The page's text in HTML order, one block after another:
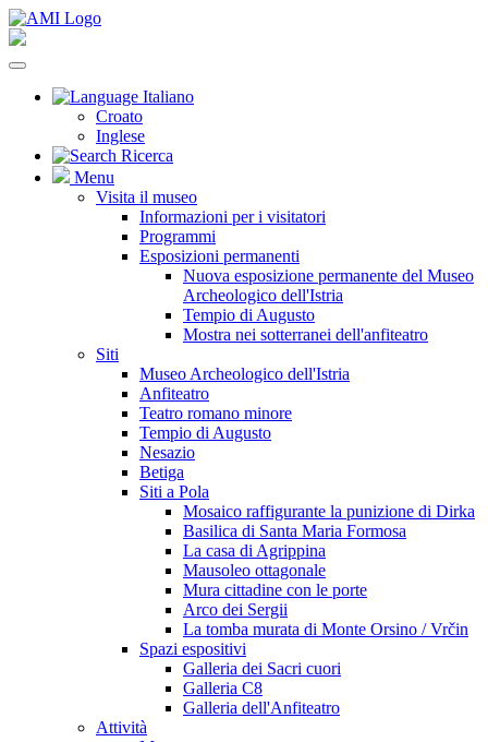
Italiano
Croato
Inglese
Ricerca
Menu
Visita il museo
Informazioni per i visitatori
Programmi
Esposizioni permanenti
Nuova esposizione permanente del Museo
Archeologico dell'Istria
Tempio di Augusto
Mostra nei sotterranei dell'anfiteatro
Siti
Museo Archeologico dell'Istria
Anfiteatro
Teatro romano minore
Tempio di Augusto
Nesazio
Betiga
Siti a Pola
Mosaico raffigurante la punizione di Dirka
Basilica di Santa Maria Formosa
La casa di Agrippina
Mausoleo ottagonale
Mura cittadine con le porte
Arco dei Sergii
La tomba murata di Monte Orsino / Vrčin
Spazi espositivi
Galleria dei Sacri cuori
Galleria C8
Galleria dell'Anfiteatro
Attività